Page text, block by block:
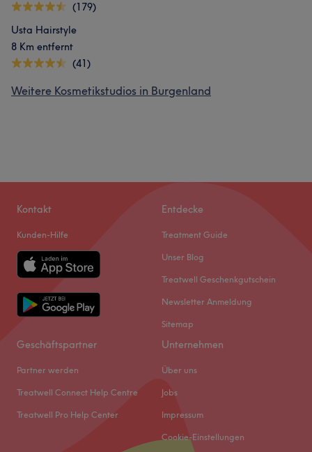
(179)
Usta Hairstyle
8 Km entfernt
(41)
Weitere Kosmetikstudios in Burgenland
Kontakt
Kunden-Hilfe
Entdecke
Treatment Guide
Unser Blog
Treatwell Geschenkgutschein
Newsletter Anmeldung
Sitemap
Geschäftspartner
Partner werden
Treatwell Connect Help Centre
Treatwell Pro Help Center
Unternehmen
Über uns
Jobs
Impressum
Cookie-Einstellungen